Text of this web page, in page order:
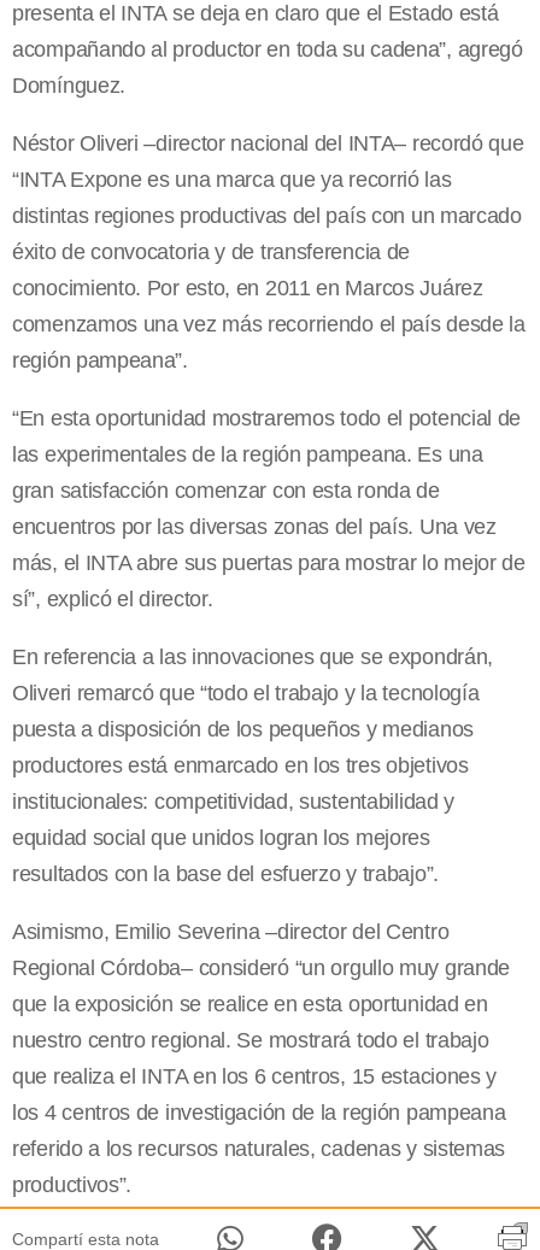
presenta el INTA se deja en claro que el Estado está
acompañando al productor en toda su cadena”, agregó
Domínguez.
Néstor Oliveri –director nacional del INTA– recordó que
“INTA Expone es una marca que ya recorrió las
distintas regiones productivas del país con un marcado
éxito de convocatoria y de transferencia de
conocimiento. Por esto, en 2011 en Marcos Juárez
comenzamos una vez más recorriendo el país desde la
región pampeana”.
“En esta oportunidad mostraremos todo el potencial de
las experimentales de la región pampeana. Es una
gran satisfacción comenzar con esta ronda de
encuentros por las diversas zonas del país. Una vez
más, el INTA abre sus puertas para mostrar lo mejor de
sí”, explicó el director.
En referencia a las innovaciones que se expondrán,
Oliveri remarcó que “todo el trabajo y la tecnología
puesta a disposición de los pequeños y medianos
productores está enmarcado en los tres objetivos
institucionales: competitividad, sustentabilidad y
equidad social que unidos logran los mejores
resultados con la base del esfuerzo y trabajo”.
Asimismo, Emilio Severina –director del Centro
Regional Córdoba– consideró “un orgullo muy grande
que la exposición se realice en esta oportunidad en
nuestro centro regional. Se mostrará todo el trabajo
que realiza el INTA en los 6 centros, 15 estaciones y
los 4 centros de investigación de la región pampeana
referido a los recursos naturales, cadenas y sistemas
productivos”.
Compartí esta nota